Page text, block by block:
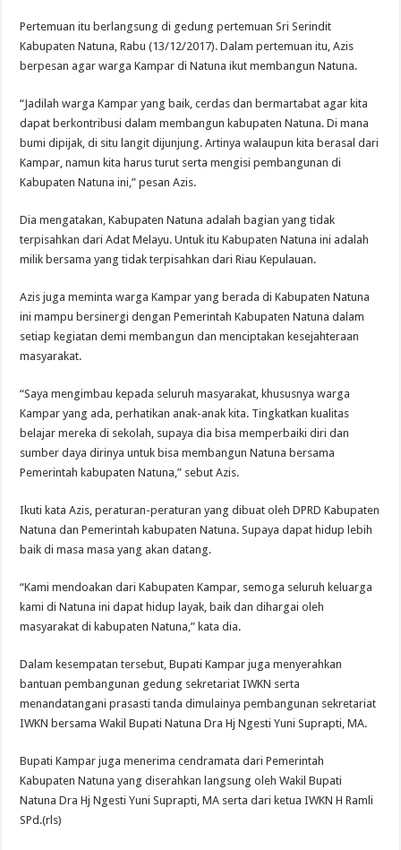
Pertemuan itu berlangsung di gedung pertemuan Sri Serindit
Kabupaten Natuna, Rabu (13/12/2017). Dalam pertemuan itu, Azis
berpesan agar warga Kampar di Natuna ikut membangun Natuna.
“Jadilah warga Kampar yang baik, cerdas dan bermartabat agar kita
dapat berkontribusi dalam membangun kabupaten Natuna. Di mana
bumi dipijak, di situ langit dijunjung. Artinya walaupun kita berasal dari
Kampar, namun kita harus turut serta mengisi pembangunan di
Kabupaten Natuna ini,” pesan Azis.
Dia mengatakan, Kabupaten Natuna adalah bagian yang tidak
terpisahkan dari Adat Melayu. Untuk itu Kabupaten Natuna ini adalah
milik bersama yang tidak terpisahkan dari Riau Kepulauan.
Azis juga meminta warga Kampar yang berada di Kabupaten Natuna
ini mampu bersinergi dengan Pemerintah Kabupaten Natuna dalam
setiap kegiatan demi membangun dan menciptakan kesejahteraan
masyarakat.
“Saya mengimbau kepada seluruh masyarakat, khususnya warga
Kampar yang ada, perhatikan anak-anak kita. Tingkatkan kualitas
belajar mereka di sekolah, supaya dia bisa memperbaiki diri dan
sumber daya dirinya untuk bisa membangun Natuna bersama
Pemerintah kabupaten Natuna,” sebut Azis.
Ikuti kata Azis, peraturan-peraturan yang dibuat oleh DPRD Kabupaten
Natuna dan Pemerintah kabupaten Natuna. Supaya dapat hidup lebih
baik di masa masa yang akan datang.
“Kami mendoakan dari Kabupaten Kampar, semoga seluruh keluarga
kami di Natuna ini dapat hidup layak, baik dan dihargai oleh
masyarakat di kabupaten Natuna,” kata dia.
Dalam kesempatan tersebut, Bupati Kampar juga menyerahkan
bantuan pembangunan gedung sekretariat IWKN serta
menandatangani prasasti tanda dimulainya pembangunan sekretariat
IWKN bersama Wakil Bupati Natuna Dra Hj Ngesti Yuni Suprapti, MA.
Bupati Kampar juga menerima cendramata dari Pemerintah
Kabupaten Natuna yang diserahkan langsung oleh Wakil Bupati
Natuna Dra Hj Ngesti Yuni Suprapti, MA serta dari ketua IWKN H Ramli
SPd.(rls)